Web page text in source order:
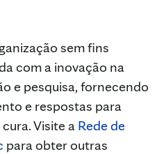
sem fins
com a inovação na
e pesquisa, fornecendo
e respostas para
Visite a Rede de
para obter outras